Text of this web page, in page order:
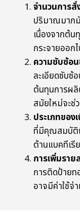
จำนวนการ
ปริมาณมาก
เนื่องจากต้น
กระจายออก
ความซับซ้อ
ละเอียดซับซ้
ต้นทุนการผลิ
สมัยใหม่จะช่
ประเภทของ
ที่มีคุณสมบัติ
ต้านแบคทีเรี
การเพิ่มราย
การติดป้าย
อาจมีค่าใช้จ่